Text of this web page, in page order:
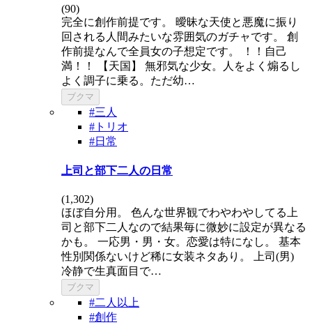
(90)
完全に創作前提です。 曖昧な天使と悪魔に振り
回される人間みたいな雰囲気のガチャです。 創
作前提なんで全員女の子想定です。 ！！自己
満！！ 【天国】 無邪気な少女。人をよく煽るし
よく調子に乗る。ただ幼…
ブクマ
#三人
#トリオ
#日常
上司と部下二人の日常
(1,302)
ほぼ自分用。 色んな世界観でわやわやしてる上
司と部下二人なので結果毎に微妙に設定が異なる
かも。 一応男・男・女。恋愛は特になし。 基本
性別関係ないけど稀に女装ネタあり。 上司(男)
冷静で生真面目で…
ブクマ
#二人以上
#創作